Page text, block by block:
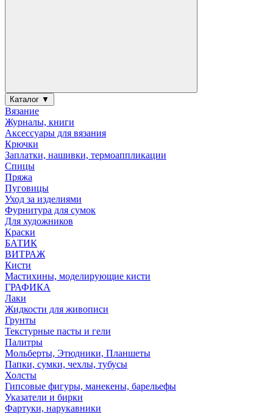
Каталог ▼
Вязание
Журналы, книги
Аксессуары для вязания
Крючки
Заплатки, нашивки, термоаппликации
Спицы
Пряжа
Пуговицы
Уход за изделиями
Фурнитура для сумок
Для художников
Краски
БАТИК
ВИТРАЖ
Кисти
Мастихины, моделирующие кисти
ГРАФИКА
Лаки
Жидкости для живописи
Грунты
Текстурные пасты и гели
Палитры
Мольберты, Этюдники, Планшеты
Папки, сумки, чехлы, тубусы
Холсты
Гипсовые фигуры, манекены, барельефы
Указатели и бирки
Фартуки, нарукавники